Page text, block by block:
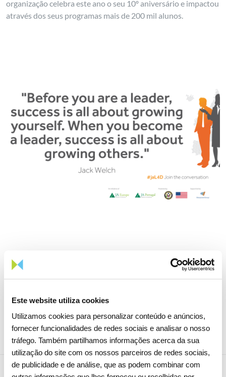
Este website utiliza cookies
Utilizamos cookies para personalizar conteúdo e anúncios,
fornecer funcionalidades de redes sociais e analisar o nosso
tráfego. Também partilhamos informações acerca da sua
utilização do site com os nossos parceiros de redes sociais,
de publicidade e de análise, que as podem combinar com
organização celebra este ano o seu 10º aniversário e impactou
através dos seus programas mais de 200 mil alunos.
Partilhar notícia